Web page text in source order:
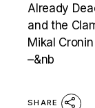
Already
and the
Mikal
–&nb
SHARE